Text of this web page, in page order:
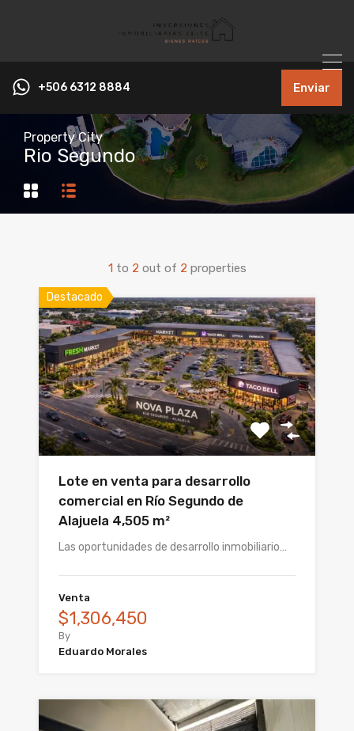
+506 6312 8884 Enviar
Property City
Rio Segundo
1 to 2 out of 2 properties
Destacado
Lote en venta para desarrollo
comercial en Río Segundo de
Alajuela 4,505 m²
Las oportunidades de desarrollo inmobiliario…
Venta
$1,306,450
By
Eduardo Morales